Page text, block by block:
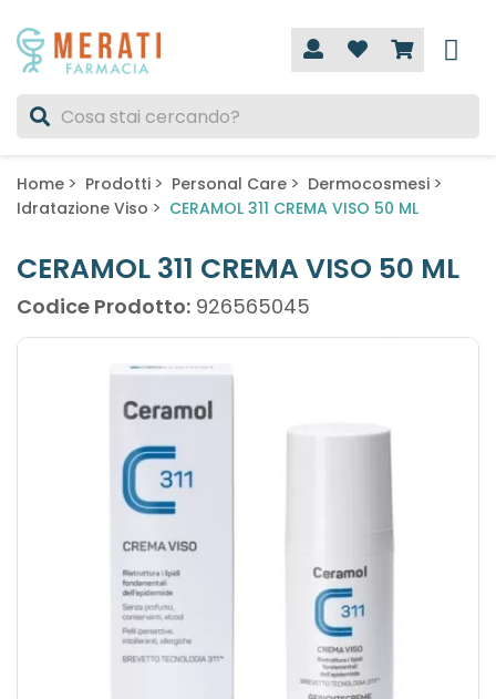
Home Prodotti Personal Care
Dermocosmesi
Idratazione Viso
CERAMOL 311 CREMA VISO 50 ML
CERAMOL 311 CREMA VISO 50 ML
Codice Prodotto: 926565045